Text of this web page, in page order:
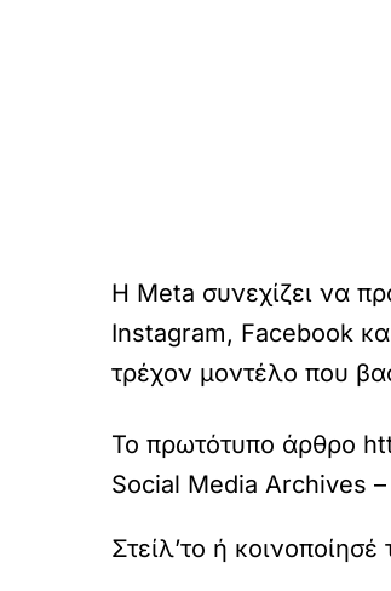
H Meta συνεχίζει να
Instagram, Facebook
τρέχον μοντέλο που
Το πρωτότυπο άρθρο
Social Media Archives